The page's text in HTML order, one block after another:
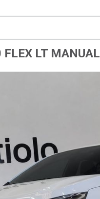
FLEX LT MANUAL